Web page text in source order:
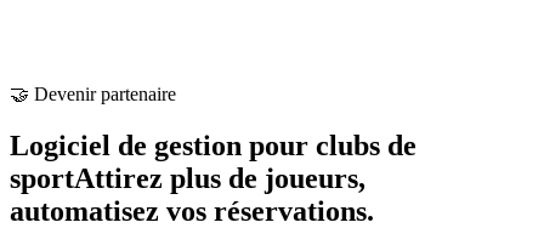
🤝 Devenir partenaire
Logiciel de gestion pour clubs de
sportAttirez plus de joueurs,
automatisez vos réservations.